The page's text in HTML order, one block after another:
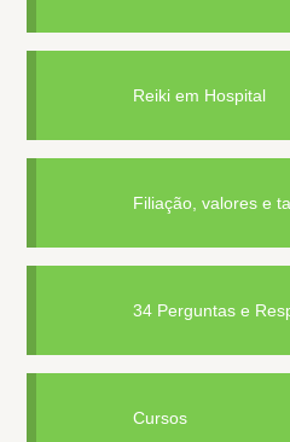
Reiki em Hospital
Filiação, valores e
34 Perguntas e
Cursos